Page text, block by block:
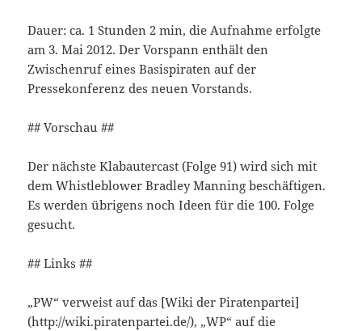
Dauer: ca. 1 Stunden 2 min, die Aufnahme erfolgte
am 3. Mai 2012. Der Vorspann enthält den
Zwischenruf eines Basispiraten auf der
Pressekonferenz des neuen Vorstands.
## Vorschau ##
Der nächste Klabautercast (Folge 91) wird sich mit
dem Whistleblower Bradley Manning beschäftigen.
Es werden übrigens noch Ideen für die 100. Folge
gesucht.
## Links ##
„PW“ verweist auf das [Wiki der Piratenpartei]
(http://wiki.piratenpartei.de/), „WP“ auf die